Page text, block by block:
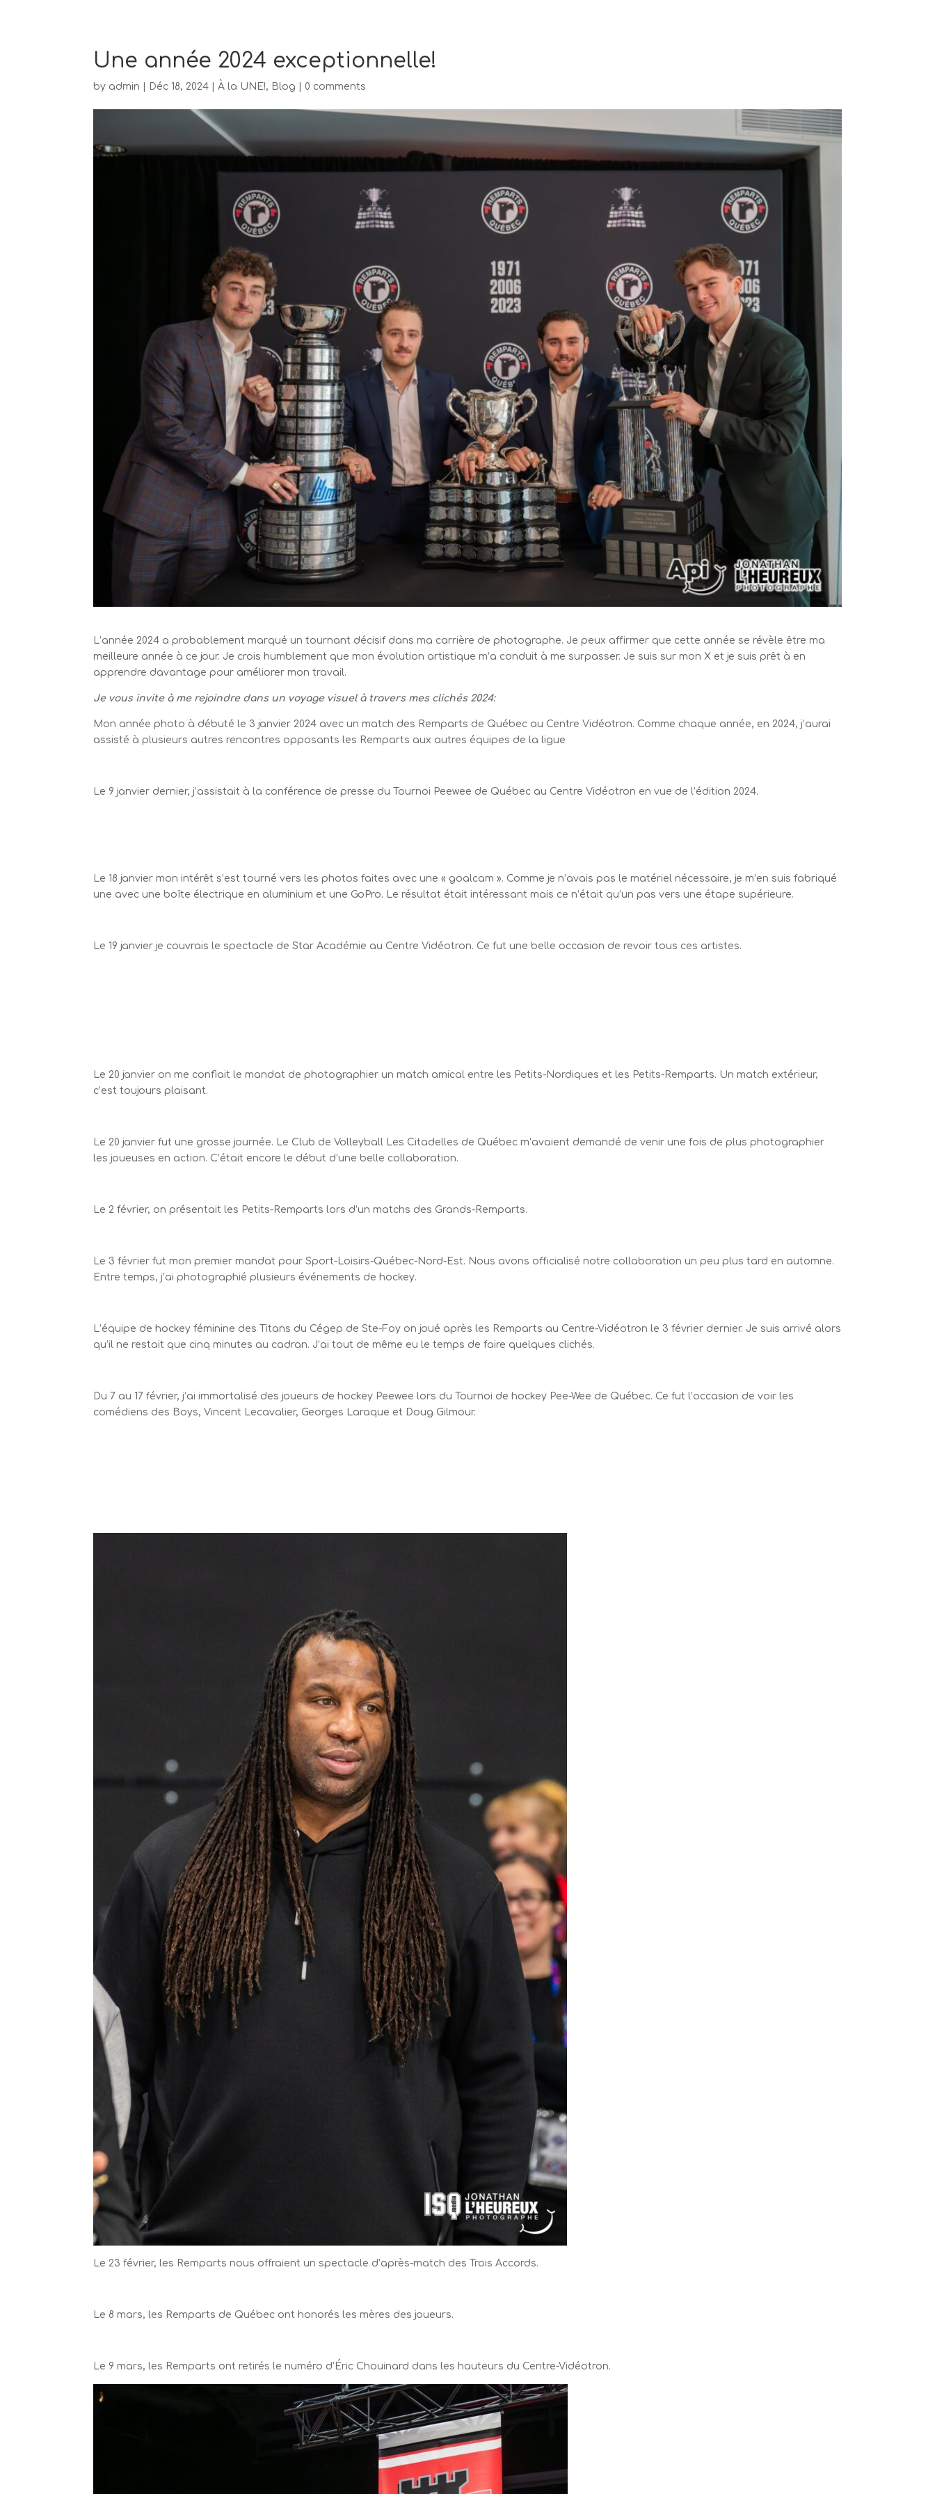
Une année 2024 exceptionnelle!
by admin Déc 18, 2024 |À la UNE!, Blog 0 comments
L’année 2024 a probablement marqué un tournant décisif dans ma carrière de photographe. Je peux affirmer que cette année se révèle être ma
meilleure année à ce jour. Je crois humblement que mon évolution artistique m’a conduit à me surpasser. Je suis sur mon X et je suis prêt à en
apprendre davantage pour améliorer mon travail.
Je vous invite à me rejoindre dans un voyage visuel à travers mes clichés 2024:
Mon année photo à débuté le 3 janvier 2024 avec un match des Remparts de Québec au Centre Vidéotron. Comme chaque année, en 2024, j’aurai
assisté à plusieurs autres rencontres opposants les Remparts aux autres équipes de la ligue
Le 9 janvier dernier, j’assistait à la conférence de presse du Tournoi Peewee de Québec au Centre Vidéotron en vue de l’édition 2024.
Le 18 janvier mon intérêt s’est tourné vers les photos faites avec une « goalcam ». Comme je n’avais pas le matériel nécessaire, je m’en suis fabriqué
une avec une boîte électrique en aluminium et une GoPro. Le résultat était intéressant mais ce n’était qu’un pas vers une étape supérieure.
Le 19 janvier je couvrais le spectacle de Star Académie au Centre Vidéotron. Ce fut une belle occasion de revoir tous ces artistes.
Le 20 janvier on me confiait le mandat de photographier un match amical entre les Petits-Nordiques et les Petits-Remparts. Un match extérieur,
c’est toujours plaisant.
Le 20 janvier fut une grosse journée. Le Club de Volleyball Les Citadelles de Québec m’avaient demandé de venir une fois de plus photographier
les joueuses en action. C’était encore le début d’une belle collaboration.
Le 2 février, on présentait les Petits-Remparts lors d’un matchs des Grands-Remparts.
Le 3 février fut mon premier mandat pour Sport-Loisirs-Québec-Nord-Est. Nous avons officialisé notre collaboration un peu plus tard en automne.
Entre temps, j’ai photographié plusieurs événements de hockey.
L’équipe de hockey féminine des Titans du Cégep de Ste-Foy on joué après les Remparts au Centre-Vidéotron le 3 février dernier. Je suis arrivé alors
qu’il ne restait que cinq minutes au cadran. J’ai tout de même eu le temps de faire quelques clichés.
Du 7 au 17 février, j’ai immortalisé des joueurs de hockey Peewee lors du Tournoi de hockey Pee-Wee de Québec. Ce fut l’occasion de voir les
comédiens des Boys, Vincent Lecavalier, Georges Laraque et Doug Gilmour.
Le 23 février, les Remparts nous offraient un spectacle d’après-match des Trois Accords.
Le 8 mars, les Remparts de Québec ont honorés les mères des joueurs.
Le 9 mars, les Remparts ont retirés le numéro d’Éric Chouinard dans les hauteurs du Centre-Vidéotron.